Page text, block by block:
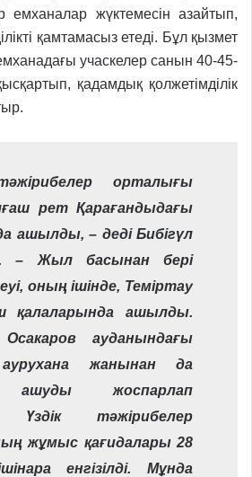
жүктемесін азайтып,
қамтамасыз етеді. Бұл қызмет
учаскелер санын 40-45-
қадамдық қолжетімділік
орталығы
рет Қарағандыдағы
ашылды, – деді Бибігүл
– Жыл басынан бері
оның ішінде, Теміртау
қалаларында ашылды.
Осакаров ауданындағы
жанынан да
ашуды жоспарлап
тәжірибелер
жұмыс қағидалары 28
енгізілді. Мұнда